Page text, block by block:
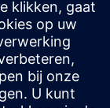
u een offerte
een SITRAIN-
gegevens en
offerte voor